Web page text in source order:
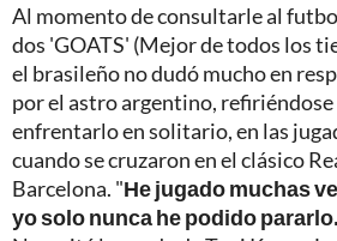
Al momento de consultarle al
dos 'GOATS' (Mejor de todos los
el brasileño no dudó mucho en
por el astro argentino,
enfrentarlo en solitario, en las
cuando se cruzaron en el clásico
Barcelona. "He jugado muchas
yo solo nunca he podido